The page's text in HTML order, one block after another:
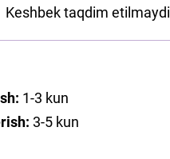
Keshbek taqdim etilmaydi
: 1-3 kun
: 3-5 kun